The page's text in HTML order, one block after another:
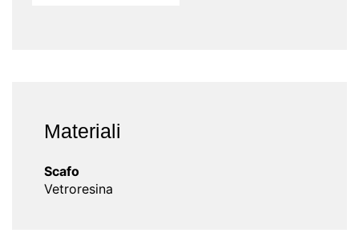
Materiali
Scafo
Vetroresina